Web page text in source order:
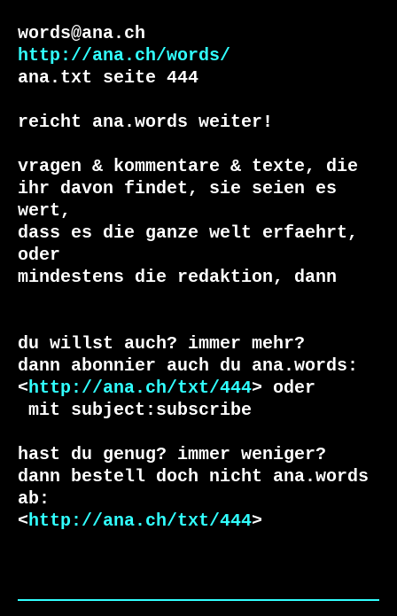
http://ana.ch/words/
ana.txt seite 444
reicht ana.words weiter!
vragen & kommentare & texte, die
ihr davon findet, sie seien es
wert,
dass es die ganze welt erfaehrt,
oder
du willst auch? immer mehr?
dann abonnier auch du ana.words:
<http://ana.ch/txt/444
hast du genug? immer weniger?
dann bestell doch nicht ana.words
ab:
<http://ana.ch/txt/444>